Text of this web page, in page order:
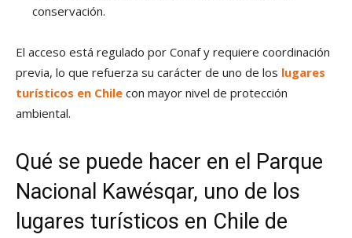
conservación.
El acceso está regulado por Conaf y requiere coordinación
previa, lo que refuerza su carácter de uno de los lugares
turísticos en Chile con mayor nivel de protección
ambiental.
Qué se puede hacer en el Parque
Nacional Kawésqar, uno de los
lugares turísticos en Chile de